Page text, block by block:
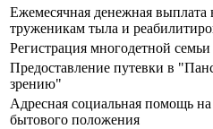
Ежемесячная денежная выплата
труженикам тыла и
Регистрация многодетной
Предоставление путевки в
зрению"
Адресная социальная помощь
бытового положения